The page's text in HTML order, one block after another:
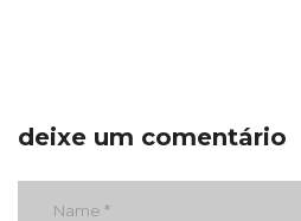
deixe um comentário